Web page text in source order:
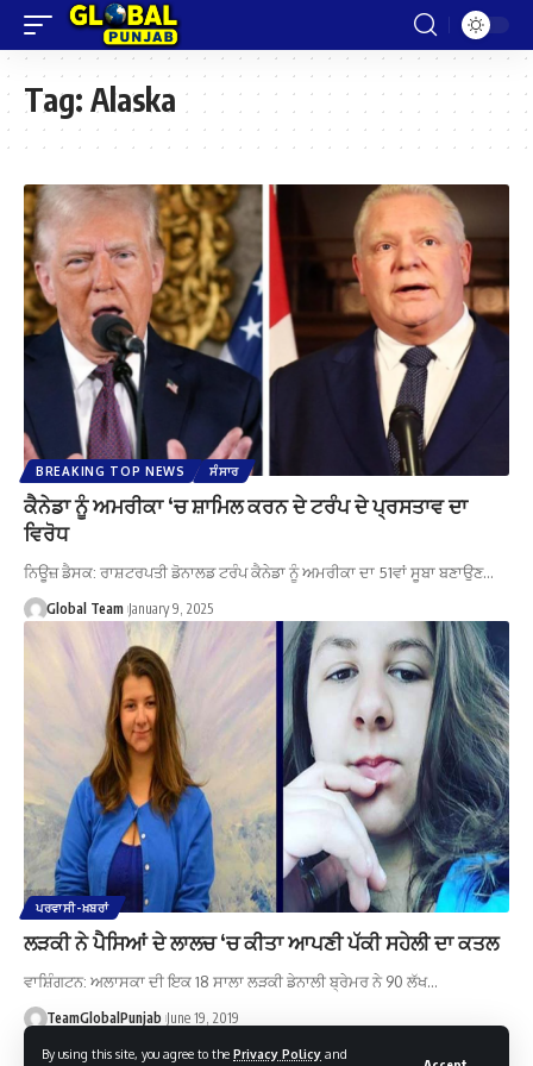
By using this site, you agree to the Privacy Policy and
Tag: Alaska
BREAKING TOP NEWS ਸੰਸਾਰ
ਕੈਨੇਡਾ ਨੂੰ ਅਮਰੀਕਾ ‘ਚ ਸ਼ਾਮਿਲ ਕਰਨ ਦੇ ਟਰੰਪ ਦੇ ਪ੍ਰਸਤਾਵ ਦਾ
ਵਿਰੋਧ
ਨਿਊਜ਼ ਡੈਸਕ: ਰਾਸ਼ਟਰਪਤੀ ਡੋਨਾਲਡ ਟਰੰਪ ਕੈਨੇਡਾ ਨੂੰ ਅਮਰੀਕਾ ਦਾ 51ਵਾਂ ਸੂਬਾ ਬਣਾਉਣ…
Global Team January 9, 2025
ਪਰਵਾਸੀ-ਖ਼ਬਰਾਂ
ਲੜਕੀ ਨੇ ਪੈਸਿਆਂ ਦੇ ਲਾਲਚ ‘ਚ ਕੀਤਾ ਆਪਣੀ ਪੱਕੀ ਸਹੇਲੀ ਦਾ ਕਤਲ
ਵਾਸ਼ਿੰਗਟਨ: ਅਲਾਸਕਾ ਦੀ ਇਕ 18 ਸਾਲਾ ਲੜਕੀ ਡੇਨਾਲੀ ਬ੍ਰੇਮਰ ਨੇ 90 ਲੱਖ…
TeamGlobalPunjab June 19, 2019